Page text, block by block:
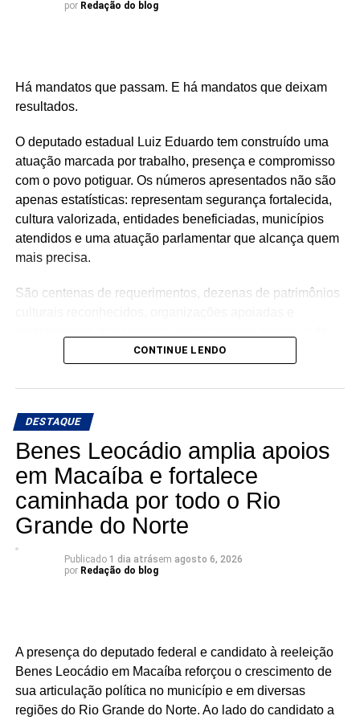
por Redação do blog
Há mandatos que passam. E há mandatos que deixam
resultados.
O deputado estadual Luiz Eduardo tem construído uma
atuação marcada por trabalho, presença e compromisso
com o povo potiguar. Os números apresentados não são
apenas estatísticas: representam segurança fortalecida,
cultura valorizada, entidades beneficiadas, municípios
atendidos e uma atuação parlamentar que alcança quem
mais precisa.
São centenas de requerimentos, dezenas de patrimônios
emendas parlamentares. Um trabalho que demonstra que
ações concretas e resultados que reforçam seu
compromisso com o desenvolvimento do Rio Grande do
Norte. Um mandato presente, atuante e comprometido em
fazer a diferença na vida dos potiguares.
KALLYANNO MOTA Emilson Santos Luiz Eduardo
Há mandatos que passam. E há mandatos que deixam
resultados.
com o povo potiguar. Os números apresentados não são
apenas estatísticas: representam segurança fortalecida,
cultura valorizada, entidades beneficiadas, municípios
atendidos e uma atuação parlamentar que alcança quem
CONTINUE LENDO
DESTAQUE
Benes Leocádio amplia apoios
em Macaíba e fortalece
caminhada por todo o Rio
Grande do Norte
Publicado 1 dia atrásem agosto 6, 2026
por Redação do blog
A presença do deputado federal e candidato à reeleição
Benes Leocádio em Macaíba reforçou o crescimento de
sua articulação política no município e em diversas
regiões do Rio Grande do Norte. Ao lado do candidato a